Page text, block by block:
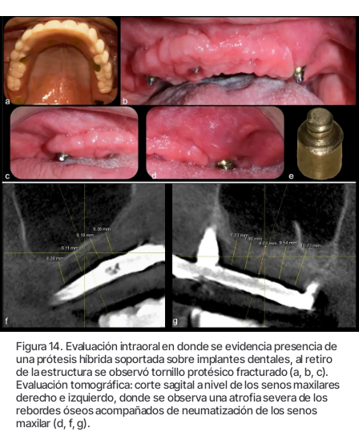
Figura 14. Evaluación intraoral en donde se evidencia presencia de
una prótesis híbrida soportada sobre implantes dentales, al retiro
de la estructura se observó tornillo protésico fracturado (a, b, c).
Evaluación tomográfica: corte sagital a nivel de los senos maxilares
derecho e izquierdo, donde se observa una atrofia severa de los
rebordes óseos acompañados de neumatización de los senos
maxilar (d, f, g).